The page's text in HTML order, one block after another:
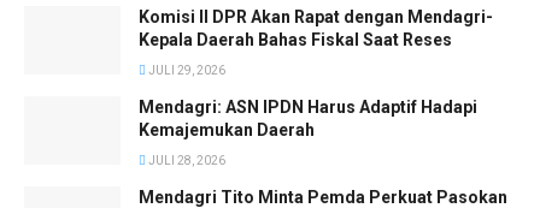
Komisi II DPR Akan Rapat dengan Mendagri-
Kepala Daerah Bahas Fiskal Saat Reses
JULI 29, 2026
Mendagri: ASN IPDN Harus Adaptif Hadapi
Kemajemukan Daerah
JULI 28, 2026
Mendagri Tito Minta Pemda Perkuat Pasokan